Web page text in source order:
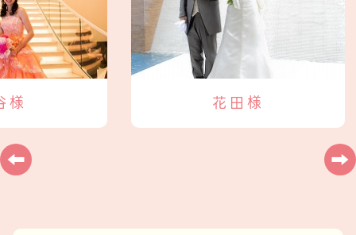
様 花田様